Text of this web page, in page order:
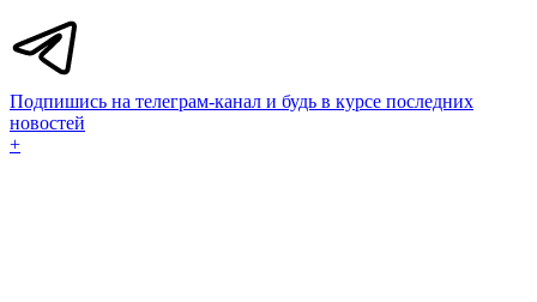
Подпишись на телеграм-канал и будь в курсе последних
новостей
+